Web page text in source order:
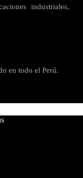
industriales,
en todo el Perú.